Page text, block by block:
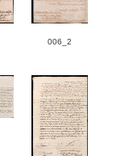
006_2